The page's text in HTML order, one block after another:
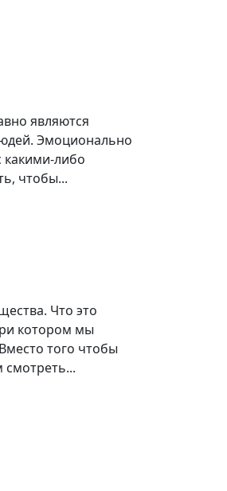
являются
Эмоционально
какими-либо
чтобы...
Что это
котором мы
того чтобы